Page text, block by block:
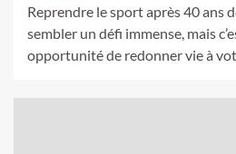
Reprendre le sport après 40 ans
sembler un défi immense, mais
opportunité de redonner vie à